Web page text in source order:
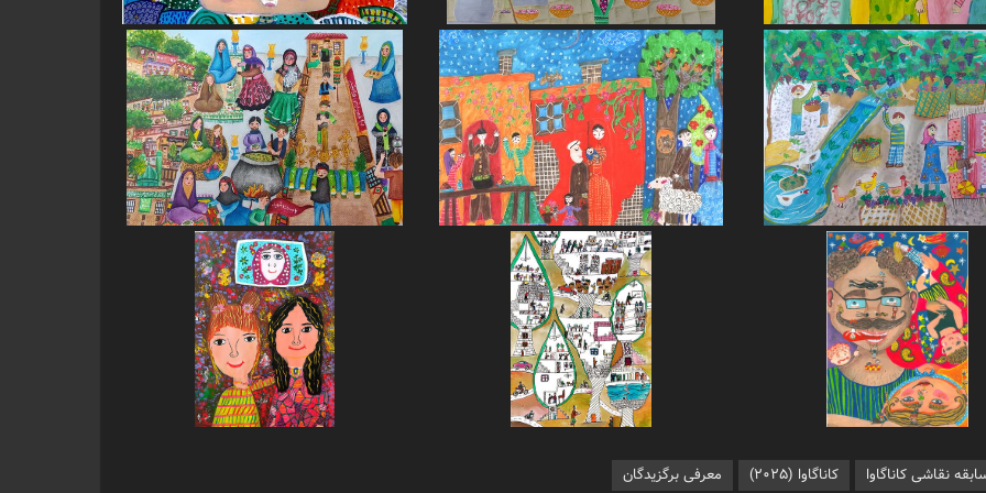
نقاشی کاناگاوا کاناگاوا (۲۰۲۵) معرفی برگزیدگان